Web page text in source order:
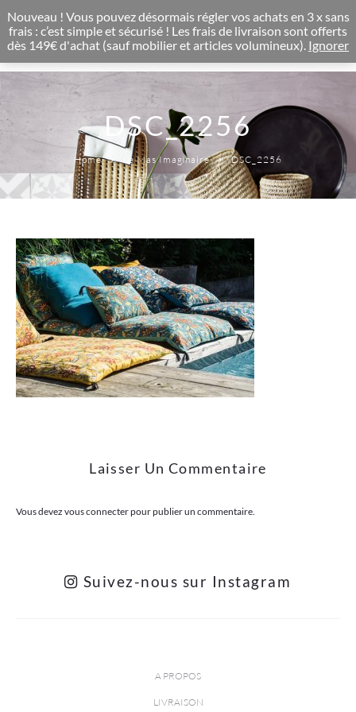
0
DSC_2256
Home Le Mas Imaginaire DSC_2256
Laisser Un Commentaire
Vous devez vous connecterpour publier un commentaire.
Suivez-nous sur Instagram
A PROPOS
LIVRAISON
Nouveau ! Vous pouvez désormais régler vos achats en 3 x sans
frais : c’est simple et sécurisé ! Les frais de livraison sont offerts
dès 149€ d'achat (sauf mobilier et articles volumineux). Ignorer